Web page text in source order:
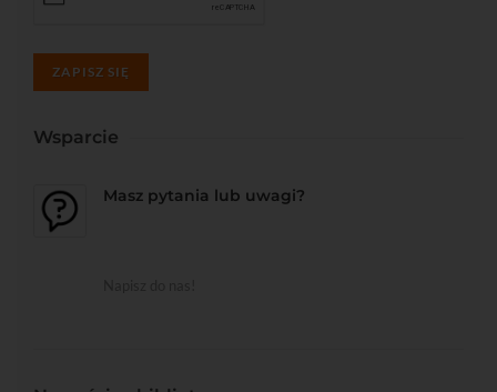
ZAPISZ SIĘ
Wsparcie
Masz pytania lub uwagi?